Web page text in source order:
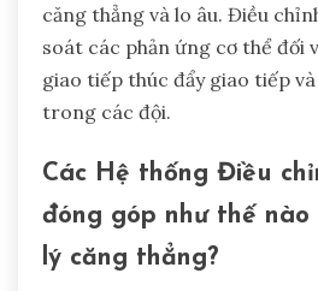
căng thẳng và lo âu. Điều
soát các phản ứng cơ thể đối
giao tiếp thúc đẩy giao tiếp
trong các đội.
Các Hệ thống Điều
đóng góp như thế nào
lý căng thẳng?